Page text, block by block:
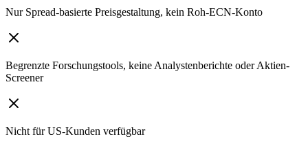
Nur Spread-basierte Preisgestaltung, kein Roh-ECN-Konto
Begrenzte Forschungstools, keine Analystenberichte oder Aktien-
Screener
Nicht für US-Kunden verfügbar